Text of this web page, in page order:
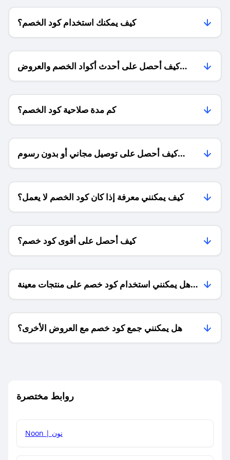
كيف يمكنك استخدام كود الخصم؟
كيف أحصل على أحدث أكواد الخصم والعروض
للمتاجر؟
كم مدة صلاحية كود الخصم؟
كيف أحصل على توصيل مجاني أو بدون رسوم
الشحن ؟
كيف يمكنني معرفة إذا كان كود الخصم لا يعمل؟
كيف أحصل على أقوى كود خصم؟
هل يمكنني استخدام كود خصم على منتجات معينة
فقط؟
هل يمكنني جمع كود خصم مع العروض الأخرى؟
روابط مختصرة
Noon | نون